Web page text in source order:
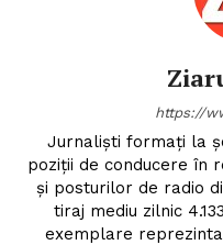
https://
Jurnalişti formaţi la
poziţii de conducere în
şi posturilor de radio
tiraj mediu zilnic
exemplare